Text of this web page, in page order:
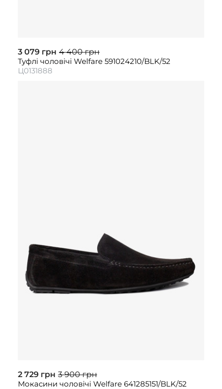
3 079 грн 4 400 грн
Туфлі чоловічі Welfare 591024210/BLK/52
Ц0131888
2 729 грн 3 900 грн
Мокасини чоловічі Welfare 641285151/BLK/52